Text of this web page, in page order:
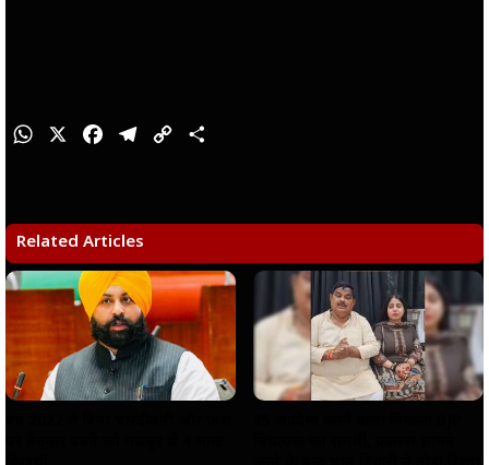
W
s
A
p
b
o
o
k
g
r
a
m
i
n
k
Related Articles